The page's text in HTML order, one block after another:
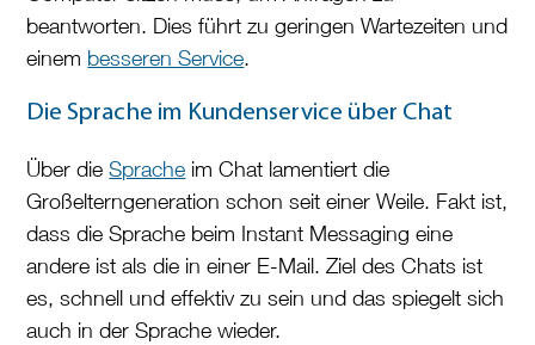
beantworten. Dies führt zu geringen Wartezeiten und
einem besseren Service.
Die Sprache im Kundenservice über Chat
Über dieSprache im Chat lamentiert die
Großelterngeneration schon seit einer Weile. Fakt ist,
dass die Sprache beim Instant Messaging eine
andere ist als die in einer E-Mail. Ziel des Chats ist
es, schnell und effektiv zu sein und das spiegelt sich
auch in der Sprache wieder.